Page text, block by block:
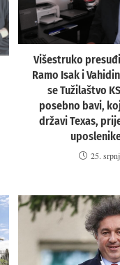
Višestruko
Ramo Isak i
se Tužilaštvo
posebno bavi,
državi Texas,
25.